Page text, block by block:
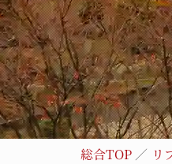
総合TOP リ